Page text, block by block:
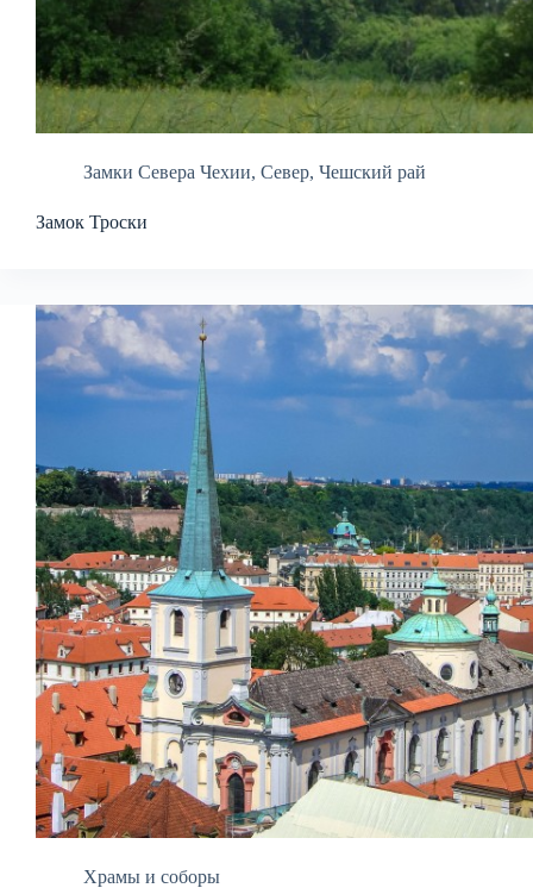
Замки Севера Чехии, Север, Чешский рай
Замок Троски
Храмы и соборы